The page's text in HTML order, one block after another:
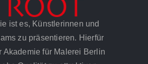
ist es, Künstlerinnen und
zu präsentieren. Hierfür
Akademie für Malerei Berlin